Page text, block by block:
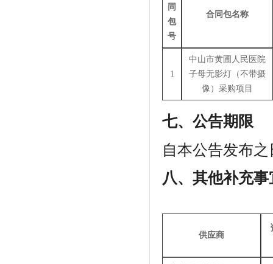
同
包
号
合同包名称
1
中山市黄圃人民医院
子母无影灯（不带摄
像）采购项目
七、公告期限
自本公告发布
八、 其他补充事
供应商